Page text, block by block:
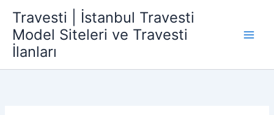
Travesti | İstanbul Travesti
Model Siteleri ve Travesti
İlanları